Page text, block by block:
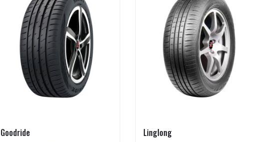
Goodride Linglong